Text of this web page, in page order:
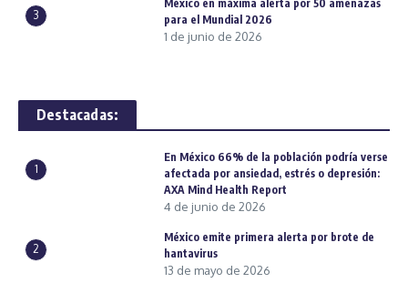
3
México en máxima alerta por 50 amenazas
para el Mundial 2026
1 de junio de 2026
Destacadas:
1
En México 66% de la población podría verse
afectada por ansiedad, estrés o depresión:
AXA Mind Health Report
4 de junio de 2026
2
México emite primera alerta por brote de
hantavirus
13 de mayo de 2026